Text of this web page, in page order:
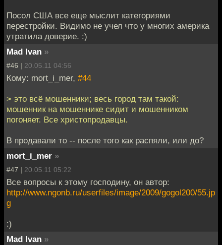
Посол США все еще мыслит категориями
перестройки. Видимо не учел что у многих америка
утратила доверие. :)
Mad Ivan »
#46 | 20.05.11 04:56
Кому: mort_i_mer, #44
> это всё мошенники; весь город там такой:
мошенник на мошеннике сидит и мошенником
погоняет. Все христопродавцы.
B продавали то -- после того как распяли, или до?
mort_i_mer »
#47 | 20.05.11 05:22
Все вопросы к этому господину, он автор:
http://www.ngonb.ru/userfiles/image/2009/gogol200/55.jp
g
:)
Mad Ivan »